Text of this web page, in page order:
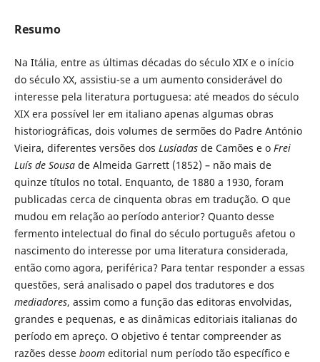
Resumo
Na Itália, entre as últimas décadas do século XIX e o início
do século XX, assistiu-se a um aumento considerável do
interesse pela literatura portuguesa: até meados do século
XIX era possível ler em italiano apenas algumas obras
historiográficas, dois volumes de sermões do Padre António
Vieira, diferentes versões dos Lusíadasde Camões e o Frei
Luís de Sousade Almeida Garrett (1852) – não mais de
quinze títulos no total. Enquanto, de 1880 a 1930, foram
publicadas cerca de cinquenta obras em tradução. O que
mudou em relação ao período anterior? Quanto desse
fermento intelectual do final do século português afetou o
nascimento do interesse por uma literatura considerada,
então como agora, periférica? Para tentar responder a essas
questões, será analisado o papel dos tradutores e dos
mediadores, assim como a função das editoras envolvidas,
grandes e pequenas, e as dinâmicas editoriais italianas do
período em apreço. O objetivo é tentar compreender as
razões desse boomeditorial num período tão específico e